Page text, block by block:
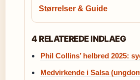
Størrelser & Guide
4 RELATEREDE INDLAEG
Phil Collins’ helbred 2025:
Medvirkende i Salsa